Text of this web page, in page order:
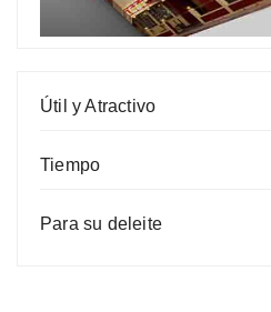
Útil y Atractivo
Tiempo
Para su deleite